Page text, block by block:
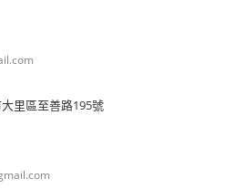
里區至善路195號